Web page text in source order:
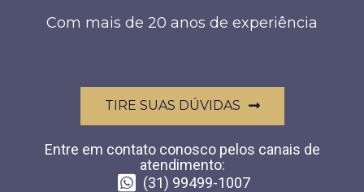
Com mais de 20 anos de experiência
TIRE SUAS DÚVIDAS
Entre em contato conosco pelos canais de
atendimento:
(31) 99499-1007